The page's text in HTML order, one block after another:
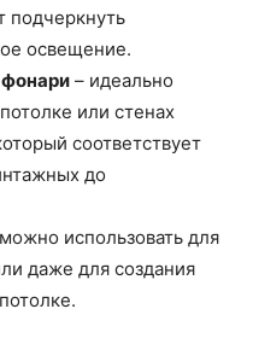
освещение.
– идеально
или стенах
соответствует
до
использовать для
даже для создания